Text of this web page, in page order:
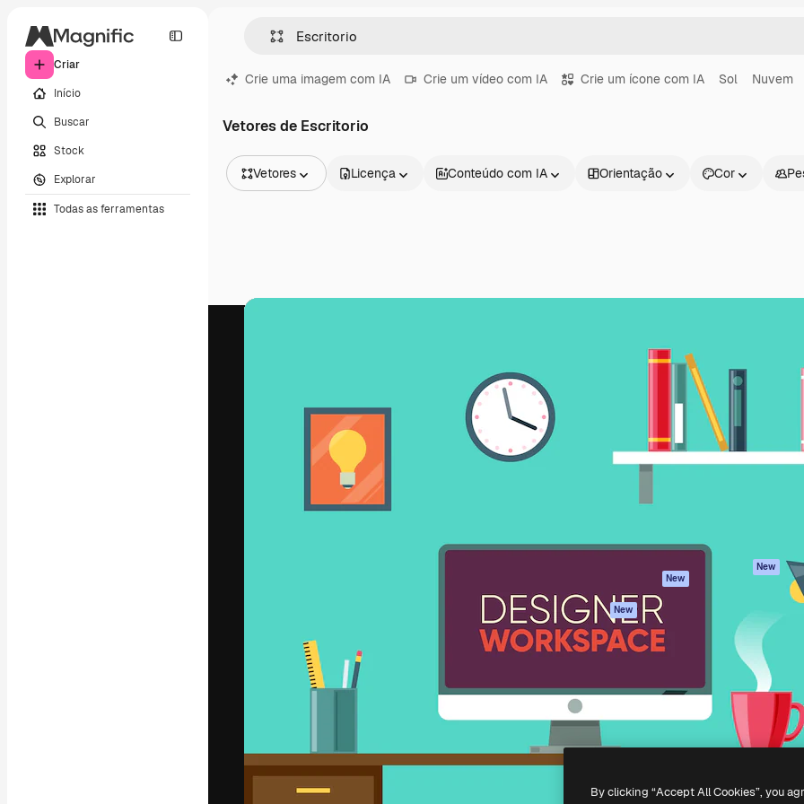
Criar
Início
Buscar
Stock
Explorar
Todas as ferramentas
Crie uma imagem com IA Crie um vídeo com IA Crie um ícone com IA Sol Nuvem
Vetores de Escritorio
Vetores
Vídeos
Licença Conteúdo com IA Orientação Cor
A plataforma criativa para você direcionar
seu melhor trabalho. Mais de 1 milhão de
assinantes entre criativos, empresas,
agências e estúdios.
Português
Assistente de IA
Gerador de
Gerador de vídeos
Conteúdo de stock
New
Agentes New
API
App móvel
ferramentas
Começar
Academy
Documentação
Atendimento
privacidade
New
Política de cookies
confiabilidade
Afiliados
Empresas
Copyright © 2010- Freepik Company S.L.U.Todos os direitos reservados.
By clicking “Accept All Cookies”, you